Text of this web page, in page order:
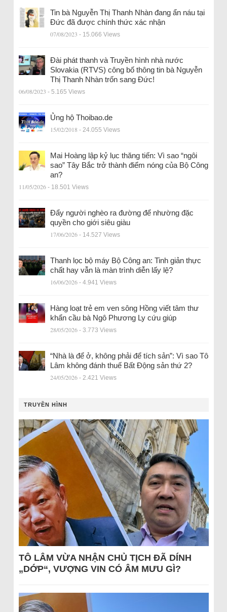
Tin bà Nguyễn Thị Thanh Nhàn đang ẩn náu tại
Đức đã được chính thức xác nhận
07/08/2023 - 15.066 Views
Đài phát thanh và Truyền hình nhà nước
Slovakia (RTVS) công bố thông tin bà Nguyễn
Thị Thanh Nhàn trốn sang Đức!
06/08/2023 - 5.165 Views
Ủng hộ Thoibao.de
15/02/2018 - 24.055 Views
Mai Hoàng lập kỷ lục thăng tiến: Vì sao “ngôi
sao” Tây Bắc trở thành điểm nóng của Bộ Công
an?
11/05/2026 - 18.501 Views
Đẩy người nghèo ra đường để nhường đặc
quyền cho giới siêu giàu
17/06/2026 - 14.527 Views
Thanh lọc bộ máy Bộ Công an: Tinh giản thực
chất hay vẫn là màn trình diễn lấy lệ?
16/06/2026 - 4.941 Views
Hàng loạt trẻ em ven sông Hồng viết tâm thư
khẩn cầu bà Ngô Phương Ly cứu giúp
28/05/2026 - 3.773 Views
“Nhà là để ở, không phải để tích sản”: Vì sao Tô
Lâm không đánh thuế Bất Động sản thứ 2?
24/05/2026 - 2.421 Views
TRUYỀN HÌNH
TÔ LÂM VỪA NHẬN CHỦ TỊCH ĐÃ DÍNH
„DỚP“, VƯỢNG VIN CÓ ÂM MƯU GÌ?